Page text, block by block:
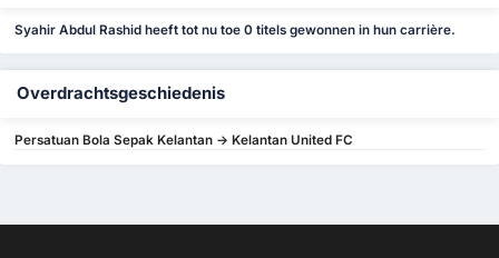
Syahir Abdul Rashid heeft tot nu toe 0 titels gewonnen in hun carrière.
Overdrachtsgeschiedenis
Persatuan Bola Sepak Kelantan -> Kelantan United FC